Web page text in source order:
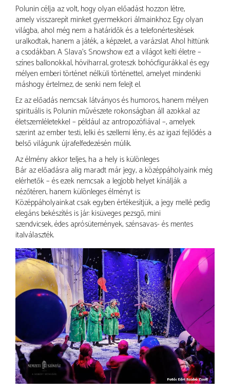
Polunin célja az volt, hogy olyan előadást hozzon létre,
amely visszarepít minket gyermekkori álmainkhoz. Egy olyan
világba, ahol még nem a határidők és a telefonértesítések
uralkodtak, hanem a játék, a képzelet, a varázslat. Ahol hittünk
a csodákban. A Slava’s Snowshow ezt a világot kelti életre –
színes ballonokkal, hóviharral, groteszk bohócfigurákkal és egy
mélyen emberi történet nélküli történettel, amelyet mindenki
máshogy értelmez, de senki nem felejt el.
Ez az előadás nemcsak látványos és humoros, hanem mélyen
spirituális is. Polunin művészete rokonságban áll azokkal az
életszemléletekkel – például az antropozófiával –, amelyek
szerint az ember testi, lelki és szellemi lény, és az igazi fejlődés a
belső világunk újrafelfedezésén múlik.
Az élmény akkor teljes, ha a hely is különleges
Bár az előadásra alig maradt már jegy, a középpáholyaink még
elérhetők – és ezek nemcsak a legjobb helyet kínálják a
nézőtéren, hanem különleges élményt is:
Középpáholyainkat csak egyben értékesítjük, a jegy mellé pedig
elegáns bekészítés is jár: kisüveges pezsgő, mini
szendvicsek, édes aprósütemények, szénsavas- és mentes
italválaszték.